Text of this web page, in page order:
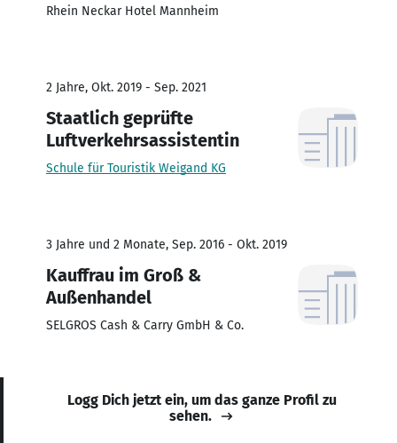
Rhein Neckar Hotel Mannheim
2 Jahre, Okt. 2019 - Sep. 2021
Staatlich geprüfte
Luftverkehrsassistentin
Schule für Touristik Weigand KG
3 Jahre und 2 Monate, Sep. 2016 - Okt. 2019
Kauffrau im Groß &
Außenhandel
SELGROS Cash & Carry GmbH & Co.
Logg Dich jetzt ein, um das ganze Profil zu
sehen.